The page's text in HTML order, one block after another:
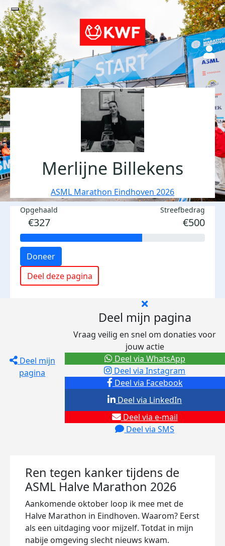
Merlijne Billekens
ASML Marathon Eindhoven 2026
Opgehaald
€327
Streefbedrag
€500
Doneer
Deel deze pagina
Deel mijn
pagina
Deel mijn pagina
Vraag veilig en snel om donaties voor
jouw actie
Deel via Facebook
Deel via Instagram
Deel via e-mail
Deel via SMS
Deel via LinkedIn
Deel via WhatsApp
Ren tegen kanker tijdens de
ASML Halve Marathon 2026
Aankomende oktober loop ik mee met de
Halve Marathon in Eindhoven. Waarom? Eerst
als een uitdaging voor mijzelf. Totdat in mijn
nabije omgeving slecht nieuws kwam.